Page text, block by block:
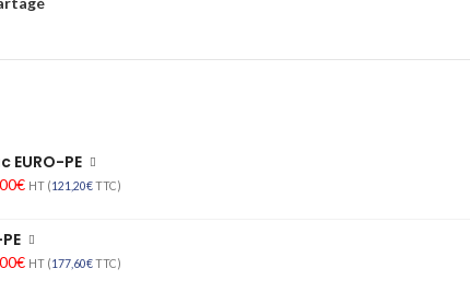
PE
€ HT (121,20€TTC)
€ HT (177,60€TTC)